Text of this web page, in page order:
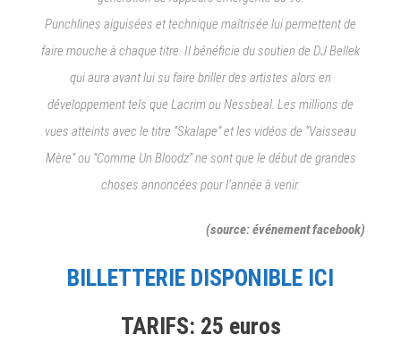
Punchlines aiguisées et technique maîtrisée lui permettent de
faire mouche à chaque titre. Il bénéficie du soutien de DJ Bellek
qui aura avant lui su faire briller des artistes alors en
développement tels que Lacrim ou Nessbeal. Les millions de
vues atteints avec le titre “Skalape” et les vidéos de “Vaisseau
Mère” ou “Comme Un Bloodz” ne sont que le début de grandes
choses annoncées pour l’année à venir.
(source: événement facebook)
BILLETTERIE DISPONIBLE ICI
TARIFS: 25 euros